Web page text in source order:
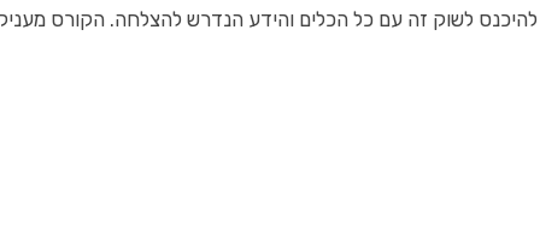
לשוק זה עם כל הכלים והידע הנדרש להצלחה. הקורס